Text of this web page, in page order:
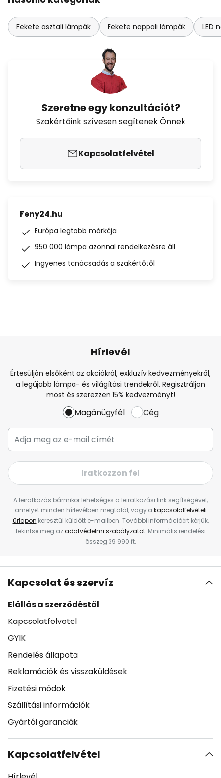
Fekete asztali lámpák Fekete nappali lámpák LED
Szeretne egy konzultációt?
Szakértőink szívesen segítenek Önnek
Kapcsolatfelvétel
Feny24.hu
Európa legtöbb márkája
950 000 lámpa azonnal rendelkezésre áll
Ingyenes tanácsadás a szakértőtől
Hírlevél
Értesüljön elsőként az akciókról, exkluzív kedvezményekről,
a legújabb lámpa- és világítási trendekről. Regisztráljon
most és szerezzen 15% kedvezményt!
Magánügyfél Cég
Iratkozzon fel
A leiratkozás bármikor lehetséges a leiratkozási link segítségével,
amelyet minden hírlevélben megtalál, vagy a kapcsolatfelvételi
űrlapon keresztül küldött e-mailben. További információért kérjük,
tekintse meg azadatvédelmi szabályzatot. Minimális rendelési
összeg 39 990 ft.
Kapcsolat és szervíz
Elállás a szerződéstől
Kapcsolatfelvetel
GYIK
Rendelés állapota
Reklamációk és visszaküldések
Fizetési módok
Szállítási információk
Gyártói garanciák
Kapcsolatfelvétel